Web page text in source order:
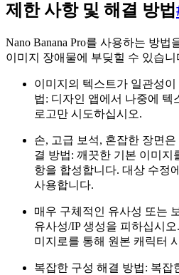
제한 사항 및 해결 방법
Nano Banana Pro를 사용하는 방
이미지 장애물에 부딪힐 수 있습니
이미지의 텍스트가 일관성
법: 디자인 앱에서 나중에
로고만 시도하십시오.
손, 고급 보석, 혼잡한 장면
결 방법: 깨끗한 기본 이미지
항을 합성합니다. 대상 수정
사용합니다.
매우 구체적인 유사성 또는
유사성/IP 생성을 피하십시
미지로를 통해 원본 캐릭터
복잡한 구성 해결 방법: 복잡